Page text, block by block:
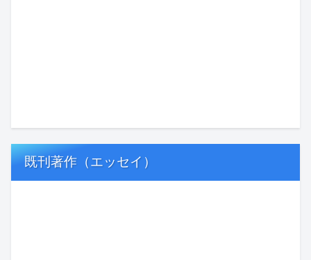
既刊著作（エッセイ）